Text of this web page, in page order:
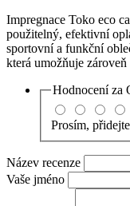
Impregnace Toko eco
použitelný, efektivní
sportovní a funkční
která umožňuje
Hodnocení za
Prosím,
Název recenze
Vaše jméno